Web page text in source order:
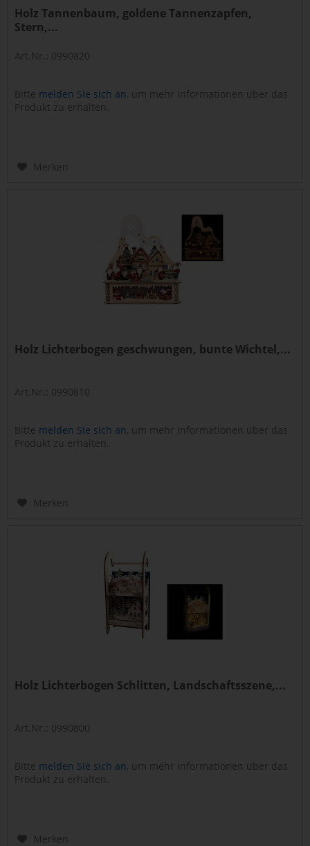
Holz Tannenbaum, goldene Tannenzapfen,
Stern,...
Art.Nr.: 0990820
Bitte melden Sie sich an, um mehr Informationen über das
Produkt zu erhalten.
Merken
Holz Lichterbogen geschwungen, bunte Wichtel,...
Art.Nr.: 0990810
Bitte melden Sie sich an, um mehr Informationen über das
Produkt zu erhalten.
Merken
Holz Lichterbogen Schlitten, Landschaftsszene,...
Art.Nr.: 0990800
Bitte melden Sie sich an, um mehr Informationen über das
Produkt zu erhalten.
Merken